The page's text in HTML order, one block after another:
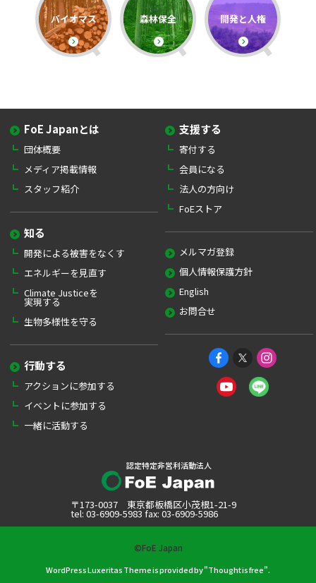
バイオマス 森林保全 開発と人権
FoE Japanとは
団体概要
メディア掲載情報
スタッフ紹介
知る
開発による被害をなくす
エネルギーを見直す
Climate Justiceを
実現する
生物多様性を守る
行動する
アクションに参加する
イベントに参加する
一緒に活動する
支援する
寄付する
会員になる
法人の方向け
FoEストア
メルマガ登録
個人情報保護方針
English
お問合せ
認定特定非営利活動法人
〒173-0037 東京都板橋区小茂根1-21-9
tel: 03-6909-5983 fax: 03-6909-5986
©FoE Japan
WordPress Luxeritas Theme is provided by "Thought is free".